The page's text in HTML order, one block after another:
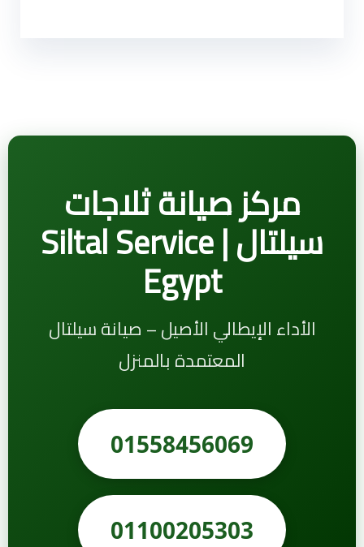
مركز صيانة ثلاجات
سيلتال | Siltal Service
Egypt
الأداء الإيطالي الأصيل – صيانة سيلتال
المعتمدة بالمنزل
01558456069
01100205303